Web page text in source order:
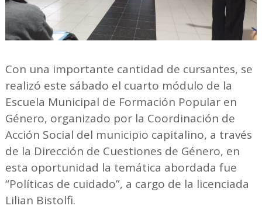
Con una importante cantidad de cursantes, se
realizó este sábado el cuarto módulo de la
Escuela Municipal de Formación Popular en
Género, organizado por la Coordinación de
Acción Social del municipio capitalino, a través
de la Dirección de Cuestiones de Género, en
esta oportunidad la temática abordada fue
“Políticas de cuidado”, a cargo de la licenciada
Lilian Bistolfi.